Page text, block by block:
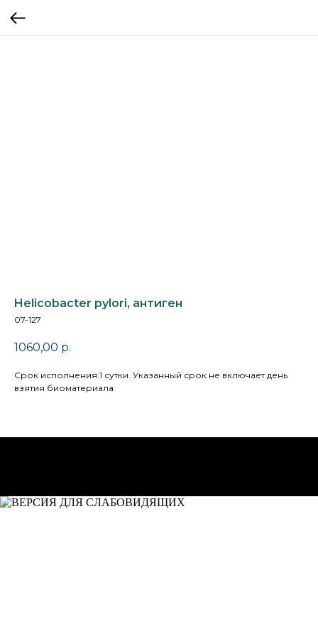
Helicobacter pylori, антиген
07-127
1060,00 р.
Cрок исполнения:1 сутки. Указанный срок не включает день
взятия биоматериала